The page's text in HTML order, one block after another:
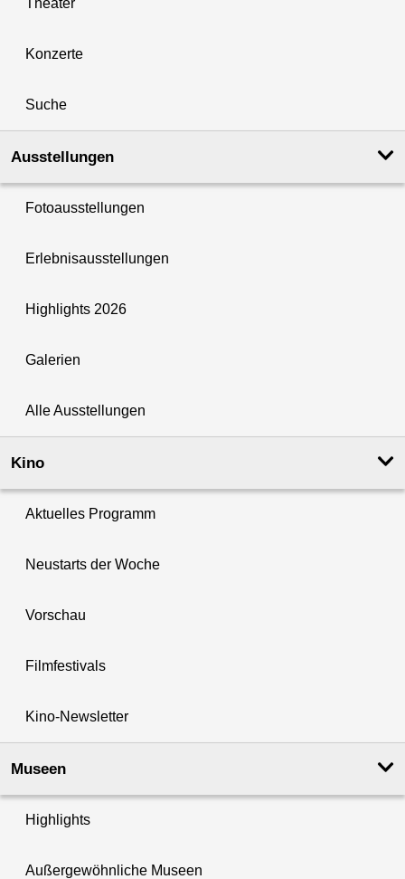
Konzerte
Suche
Ausstellungen
Fotoausstellungen
Erlebnisausstellungen
Highlights 2026
Galerien
Alle Ausstellungen
Kino
Aktuelles Programm
Neustarts der Woche
Vorschau
Filmfestivals
Kino-Newsletter
Museen
Highlights
Außergewöhnliche Museen